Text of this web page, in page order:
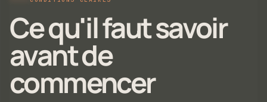
Ce qu'il faut savoir
avant de
commencer